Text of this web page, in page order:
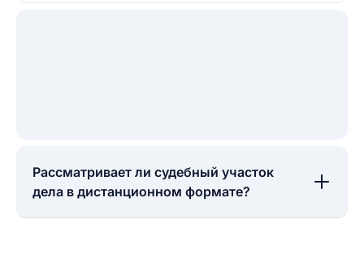
Рассматривает ли судебный участок
дела в дистанционном формате?